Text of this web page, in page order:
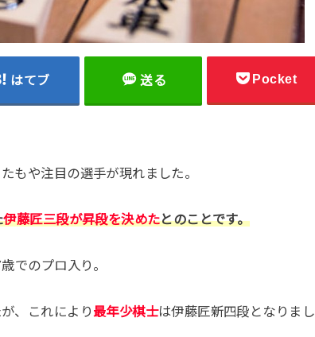
はてブ 送る Pocket
もや注目の選手が現れました。
伊藤匠三段が昇段を決めたとのことです。
でのプロ入り。
、これにより 最年少棋士は伊藤匠新四段となりまし